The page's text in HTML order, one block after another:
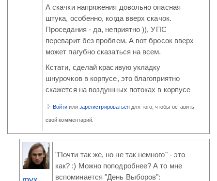
А скачки напряжения довольно опасная
штука, особенно, когда вверх скачок.
Проседания - да, неприятно )), УПС
переварит без проблем. А вот бросок вверх
может пагубно сказаться на всем.
Кстати, сделай красивую укладку
шнурочков в корпусе, это благоприятно
скажется на воздушных потоках в корпусе
Войти или зарегистрироваться для того, чтобы оставить
свой комментарий.
"Почти так же, но не так немного" - это
как? :) Можно поподробнее? А то мне
вспоминается "День Выборов":